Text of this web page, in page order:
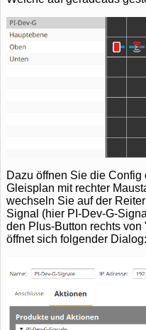
Dazu öffnen Sie die
Gleisplan mit rechter
wechseln Sie auf der
Signal (hier PI-Dev-G-
den Plus-Button rechts
öffnet sich folgender Dialog: